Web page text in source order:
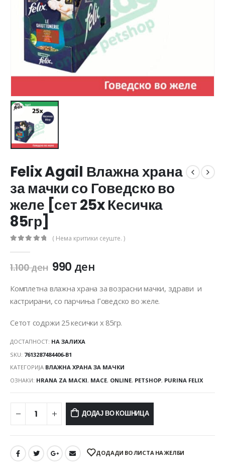
Felix Agail Влажна храна
за мачки со Говедско во
желе [сет 25x Кесичка
85гр]
( Нема критики сеуште. )
1.100ден 990 ден
Комплетна влажна храна за возрасни мачки, здрави и
кастрирани, со парчиња Говедско во желе.
Сетот содржи 25 кесички x 85гр.
ДОСТАПНОСТ: НА ЗАЛИХА
SKU: 7613287484406-B1
КАТЕГОРИЈА ВЛАЖНА ХРАНА ЗА МАЧКИ
ОЗНАКИ: HRANA ZA MACKI, MACE, ONLINE, PETSHOP, PURINA FELIX
ДОДАЈ ВО КОШНИЦА
ДОДАДИ ВО ЛИСТА НА ЖЕЛБИ